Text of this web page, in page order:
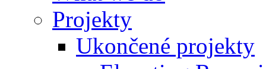
Projekty
Ukončené projekty